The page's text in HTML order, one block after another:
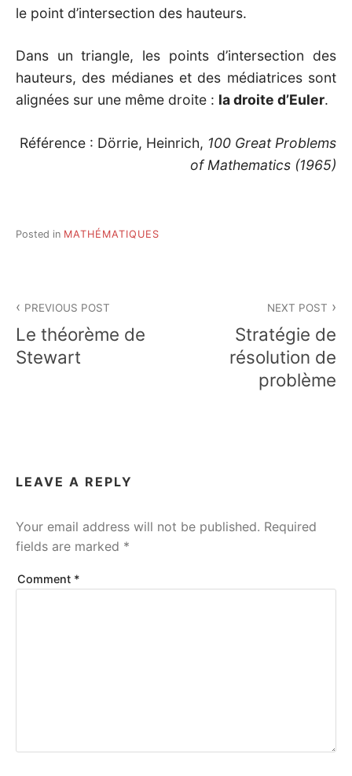
le point d’intersection des hauteurs.
Dans un triangle, les points d’intersection des
hauteurs, des médianes et des médiatrices sont
alignées sur une même droite : la droite d’Euler.
Référence : Dörrie, Heinrich, 100 Great Problems
of Mathematics (1965)
Posted in MATHÉMATIQUES
navigation
PREVIOUS POST
Le théorème de
Stewart
NEXT POST
Stratégie de
résolution de
problème
LEAVE A REPLY
Your email address will not be published. Required
fields are marked *
Comment *